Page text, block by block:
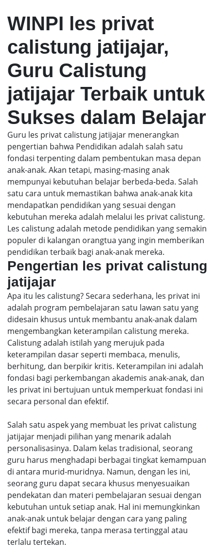
WINPI les privat
calistung jatijajar,
Guru Calistung
jatijajar Terbaik untuk
Sukses dalam Belajar
Guru les privat calistung jatijajar menerangkan
pengertian bahwa Pendidikan adalah salah satu
fondasi terpenting dalam pembentukan masa depan
anak-anak. Akan tetapi, masing-masing anak
mempunyai kebutuhan belajar berbeda-beda. Salah
satu cara untuk memastikan bahwa anak-anak kita
mendapatkan pendidikan yang sesuai dengan
kebutuhan mereka adalah melalui les privat calistung.
Les calistung adalah metode pendidikan yang semakin
populer di kalangan orangtua yang ingin memberikan
pendidikan terbaik bagi anak-anak mereka.
Pengertian les privat calistung
jatijajar
Apa itu les calistung? Secara sederhana, les privat ini
adalah program pembelajaran satu lawan satu yang
didesain khusus untuk membantu anak-anak dalam
mengembangkan keterampilan calistung mereka.
Calistung adalah istilah yang merujuk pada
keterampilan dasar seperti membaca, menulis,
berhitung, dan berpikir kritis. Keterampilan ini adalah
fondasi bagi perkembangan akademis anak-anak, dan
les privat ini bertujuan untuk memperkuat fondasi ini
secara personal dan efektif.
Salah satu aspek yang membuat les privat calistung
jatijajar menjadi pilihan yang menarik adalah
personalisasinya. Dalam kelas tradisional, seorang
guru harus menghadapi berbagai tingkat kemampuan
di antara murid-muridnya. Namun, dengan les ini,
seorang guru dapat secara khusus menyesuaikan
pendekatan dan materi pembelajaran sesuai dengan
kebutuhan untuk setiap anak. Hal ini memungkinkan
anak-anak untuk belajar dengan cara yang paling
efektif bagi mereka, tanpa merasa tertinggal atau
terlalu tertekan.